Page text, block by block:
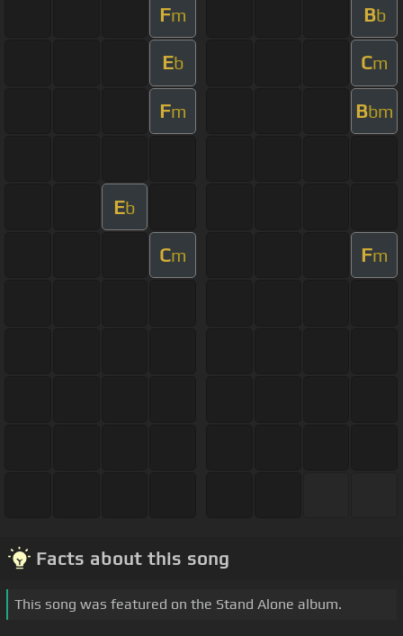
Fm Bb
Eb Cm
Fm Bbm
Eb
Cm Fm
Facts about this song
This song was featured on the Stand Alone album.